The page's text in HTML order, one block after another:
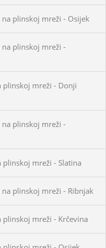
plinskoj mreži - Osijek
plinskoj mreži -
mreži - Donji
plinskoj mreži -
mreži - Slatina
plinskoj mreži - Ribnjak
mreži - Krčevina